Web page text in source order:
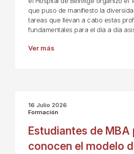
que puso de manifiesto la
tareas que llevan a cabo estas
fundamentales para el día a día
Ver más
16 Julio 2026
Formación
Estudiantes de MBA
conocen el modelo